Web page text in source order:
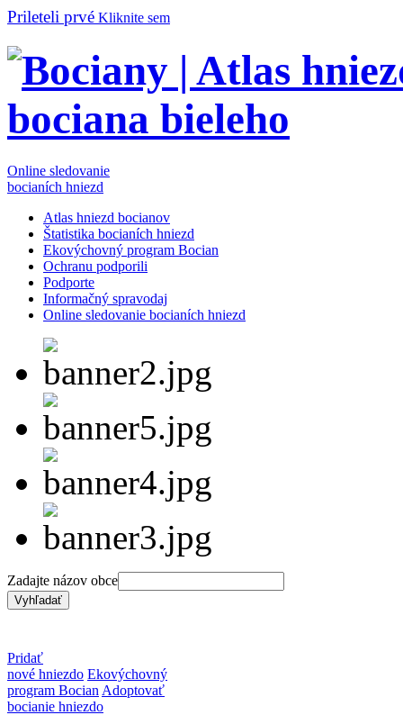
Prileteli prvé Kliknite sem
Online sledovanie
bocianích hniezd
Atlas hniezd bocianov
Štatistika bocianích hniezd
Ekovýchovný program Bocian
Ochranu podporili
Podporte
Informačný spravodaj
Online sledovanie bocianích hniezd
Zadajte názov obce
Pridať
nové hniezdo Ekovýchovný
program Bocian Adoptovať
bocianie hniezdo